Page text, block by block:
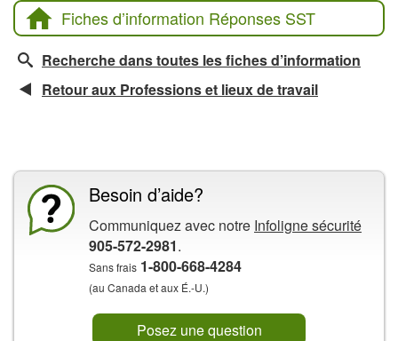
Fiches d’information Réponses SST
Recherche dans toutes les fiches d’information
Retour aux Professions et lieux de travail
Besoin d’aide?
Communiquez avec notre Infoligne sécurité
905-572-2981.
Sans frais 1-800-668-4284
(au Canada et aux É.-U.)
Posez une question